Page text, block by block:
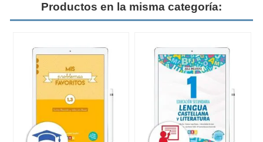
Productos en la misma categoría: